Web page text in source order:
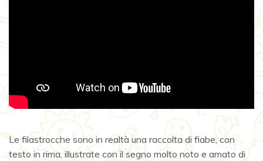
Le filastrocche sono in realtà una raccolta di fiabe, con
testo in rima, illustrate con il segno molto noto e amato di